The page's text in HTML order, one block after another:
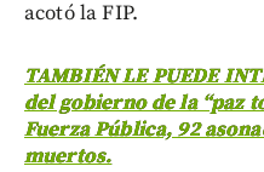
acotó la FIP.
TAMBIÉN LE PUEDE
del gobierno de la “paz
Fuerza Pública, 92
muertos.